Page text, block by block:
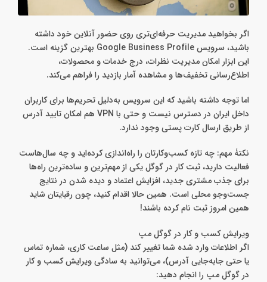
اگر بخواهید مدیریت حرفه‌ای‌تری روی حضور آنلاین خود داشته
باشید، سرویس Google Business Profile بهترین گزینه است.
این ابزار امکان مدیریت نظرات، درج خدمات و محصولات،
اطلاع‌رسانی تخفیف‌ها و مشاهده آمار بازدید را فراهم می‌کند.
اما توجه داشته باشید که این سرویس به‌دلیل تحریم‌ها برای کاربران
داخل ایران در دسترس نیست و حتی با VPN هم امکان تایید آدرس
از طریق ارسال کارت‌ پستی وجود ندارد.
نکتۀ مهم: چه تازه کسب‌وکارتان را راه‌اندازی کرده‌اید و چه سال‌هاست
فعالیت دارید، ثبت کار در گوگل یکی از مهم‌ترین و ساده‌ترین راه‌ها
برای جذب مشتری جدید، افزایش اعتماد و دیده شدن در نتایج
جست‌وجو محلی است. همین حالا اقدام کنید، چون رقبایتان شاید
همین امروز ثبت‌ نام کرده باشند!
ویرایش کسب و کار در گوگل مپ
اگر اطلاعات وارد شده شما تغییر کند (مثل ساعت کاری، شماره تماس
یا حتی جابه‌جایی آدرس)، می‌توانید به‌ سادگی ویرایش کسب و کار
در گوگل مپ را انجام دهید: